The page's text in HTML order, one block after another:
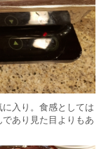
入り。食感としては
あり見た目よりもあ